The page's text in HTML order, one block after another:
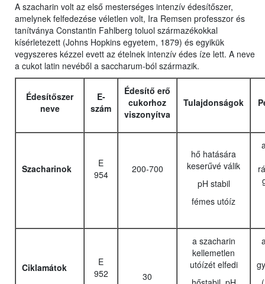
A szacharin volt az első mesterséges intenzív édesítőszer,
amelynek felfedezése véletlen volt, Ira Remsen professzor és
tanítványa Constantin Fahlberg toluol származékokkal
kísérletezett (Johns Hopkins egyetem, 1879) és egyikük
vegyszeres kézzel evett az ételnek intenzív édes íze lett. A neve
a cukot latin nevéből a saccharum-ból származik.
Édesítőszer
neve
E-
szám
Édesítő erő
cukorhoz
viszonyítva
Tulajdonságok
Szacharinok
E
954
200-700
hő hatására
keserűvé válik
pH stabil
fémes utóíz
Ciklamátok
E
952
30
a szacharin
kellemetlen
utóízét elfedi